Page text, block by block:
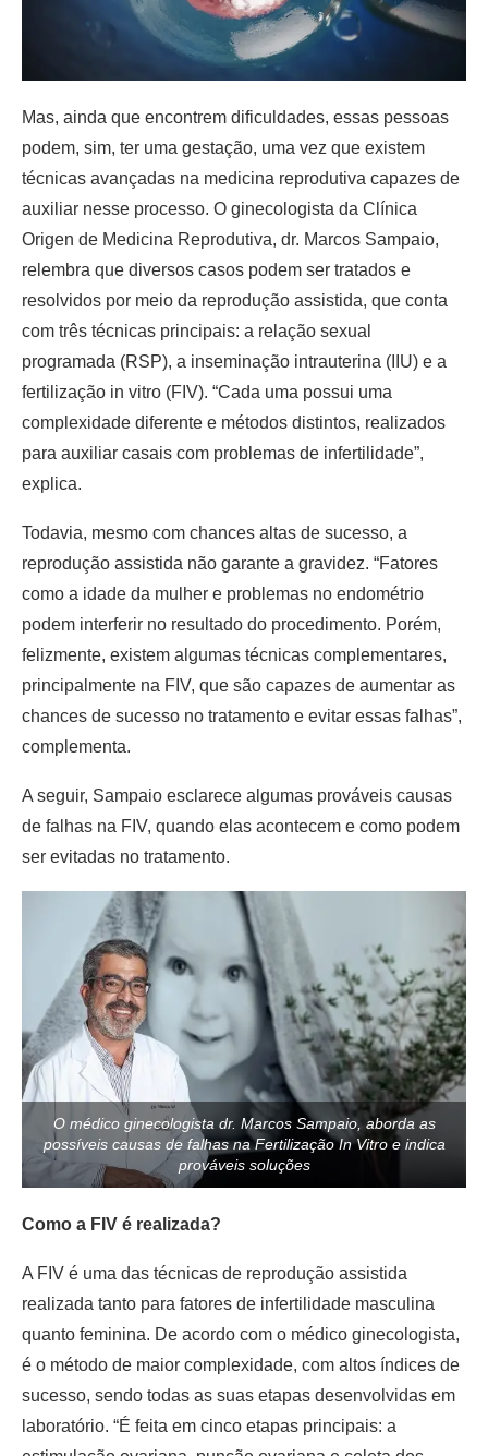
Mas, ainda que encontrem dificuldades, essas pessoas
podem, sim, ter uma gestação, uma vez que existem
técnicas avançadas na medicina reprodutiva capazes de
auxiliar nesse processo. O ginecologista da Clínica
Origen de Medicina Reprodutiva, dr. Marcos Sampaio,
relembra que diversos casos podem ser tratados e
resolvidos por meio da reprodução assistida, que conta
com três técnicas principais: a relação sexual
programada (RSP), a inseminação intrauterina (IIU) e a
fertilização in vitro (FIV). “Cada uma possui uma
complexidade diferente e métodos distintos, realizados
para auxiliar casais com problemas de infertilidade”,
explica.
Todavia, mesmo com chances altas de sucesso, a
reprodução assistida não garante a gravidez. “Fatores
como a idade da mulher e problemas no endométrio
podem interferir no resultado do procedimento. Porém,
felizmente, existem algumas técnicas complementares,
principalmente na FIV, que são capazes de aumentar as
chances de sucesso no tratamento e evitar essas falhas”,
complementa.
A seguir, Sampaio esclarece algumas prováveis causas
de falhas na FIV, quando elas acontecem e como podem
ser evitadas no tratamento.
O médico ginecologista dr. Marcos Sampaio, aborda as
possíveis causas de falhas na Fertilização In Vitro e indica
prováveis soluções
Como a FIV é realizada?
A FIV é uma das técnicas de reprodução assistida
realizada tanto para fatores de infertilidade masculina
quanto feminina. De acordo com o médico ginecologista,
é o método de maior complexidade, com altos índices de
sucesso, sendo todas as suas etapas desenvolvidas em
laboratório. “É feita em cinco etapas principais: a